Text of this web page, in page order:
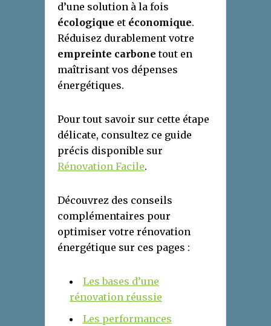
d’une solution à la fois
écologique et économique.
Réduisez durablement votre
empreinte carbone tout en
maîtrisant vos dépenses
énergétiques.
Pour tout savoir sur cette étape
délicate, consultez ce guide
précis disponible sur
Rénovation Facile.
Découvrez des conseils
complémentaires pour
optimiser votre rénovation
énergétique sur ces pages :
Les bases d’une
rénovation réussie
Les performances